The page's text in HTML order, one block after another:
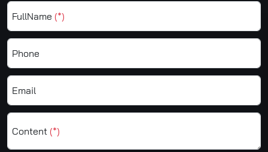
FullName (*)
Phone
Email
Content (*)